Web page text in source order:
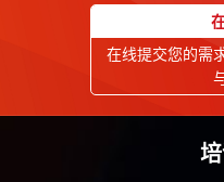
在线提交您的需